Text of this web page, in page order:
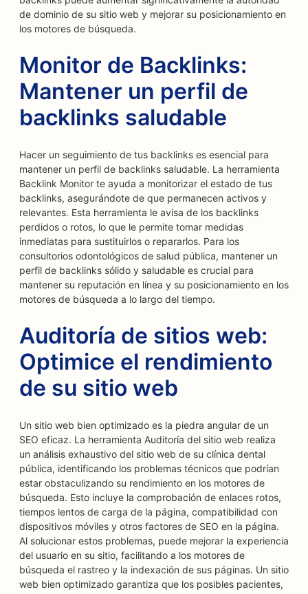
de dominio de su sitio web y mejorar su posicionamiento en
los motores de búsqueda.
Monitor de Backlinks:
Mantener un perfil de
backlinks saludable
Hacer un seguimiento de tus backlinks es esencial para
mantener un perfil de backlinks saludable. La herramienta
Backlink Monitor te ayuda a monitorizar el estado de tus
backlinks, asegurándote de que permanecen activos y
relevantes. Esta herramienta le avisa de los backlinks
perdidos o rotos, lo que le permite tomar medidas
inmediatas para sustituirlos o repararlos. Para los
consultorios odontológicos de salud pública, mantener un
perfil de backlinks sólido y saludable es crucial para
mantener su reputación en línea y su posicionamiento en los
motores de búsqueda a lo largo del tiempo.
Auditoría de sitios web:
Optimice el rendimiento
de su sitio web
Un sitio web bien optimizado es la piedra angular de un
SEO eficaz. La herramienta Auditoría del sitio web realiza
un análisis exhaustivo del sitio web de su clínica dental
pública, identificando los problemas técnicos que podrían
estar obstaculizando su rendimiento en los motores de
búsqueda. Esto incluye la comprobación de enlaces rotos,
tiempos lentos de carga de la página, compatibilidad con
dispositivos móviles y otros factores de SEO en la página.
Al solucionar estos problemas, puede mejorar la experiencia
del usuario en su sitio, facilitando a los motores de
búsqueda el rastreo y la indexación de sus páginas. Un sitio
web bien optimizado garantiza que los posibles pacientes,